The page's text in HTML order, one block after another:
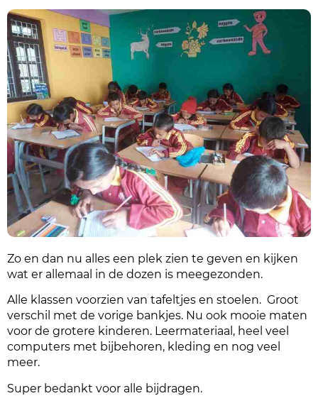
Zo en dan nu alles een plek zien te geven en kijken
wat er allemaal in de dozen is meegezonden.
Alle klassen voorzien van tafeltjes en stoelen. Groot
verschil met de vorige bankjes. Nu ook mooie maten
voor de grotere kinderen. Leermateriaal, heel veel
computers met bijbehoren, kleding en nog veel
meer.
Super bedankt voor alle bijdragen.